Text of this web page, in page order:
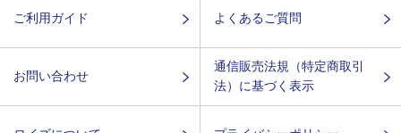
ご利用ガイド よくあるご質問
お問い合わせ
通信販売法規（特定商取引
法）に基づく表示